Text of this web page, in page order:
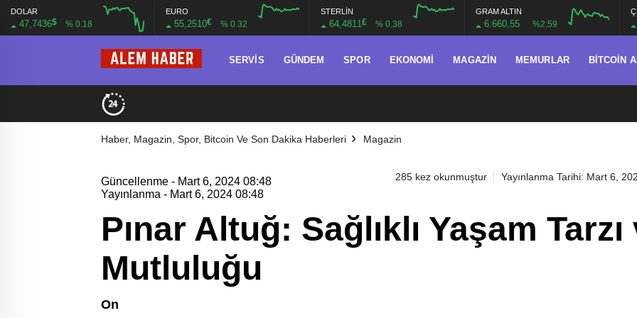
DOLAR
47,7436$ % 0.18
EURO
55,2510€ % 0.32
STERLİN
64,4811£ % 0.38
GRAM ALTIN
6.660,55 %2,59
SERVIS GÜNDEM SPOR EKONOMI MAGAZIN MEMURLAR BITCOIN
Haber, Magazin, Spor, Bitcoin Ve Son Dakika Haberleri Magazin
285 kez okunmuştur Yayınlanma Tarihi: Mart 6,
Güncellenme - Mart 6, 2024 08:48
Yayınlanma - Mart 6, 2024 08:48
Pınar Altuğ: Sağlıklı Yaşam
Mutluluğu
On